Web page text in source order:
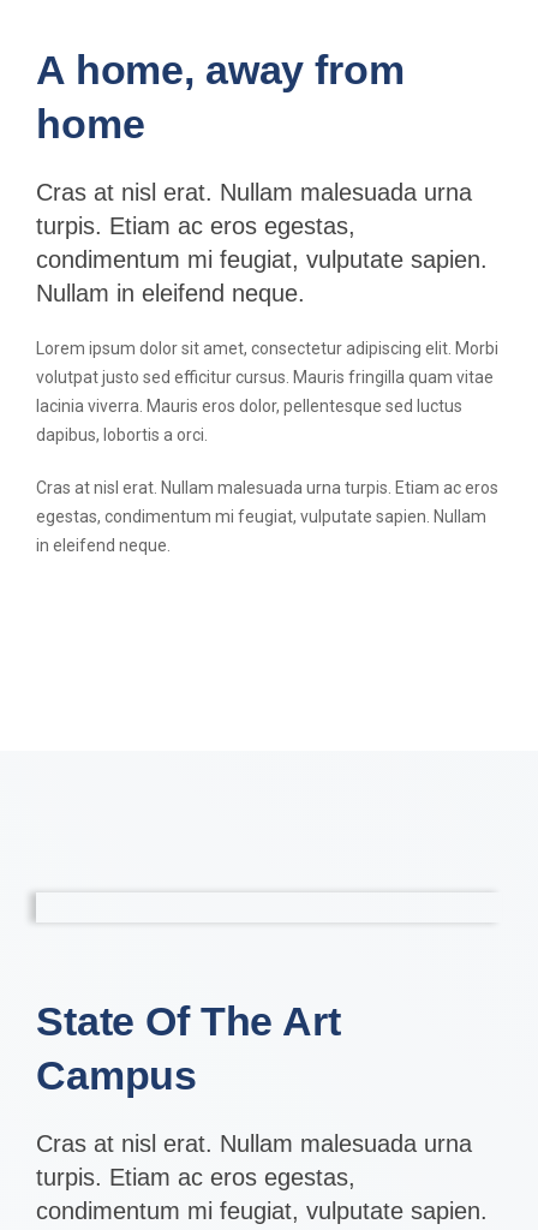
A home, away from
home
Cras at nisl erat. Nullam malesuada urna
turpis. Etiam ac eros egestas,
condimentum mi feugiat, vulputate sapien.
Nullam in eleifend neque.
Lorem ipsum dolor sit amet, consectetur adipiscing elit. Morbi
volutpat justo sed efficitur cursus. Mauris fringilla quam vitae
lacinia viverra. Mauris eros dolor, pellentesque sed luctus
dapibus, lobortis a orci.
Cras at nisl erat. Nullam malesuada urna turpis. Etiam ac eros
egestas, condimentum mi feugiat, vulputate sapien. Nullam
in eleifend neque.
State Of The Art
Campus
Cras at nisl erat. Nullam malesuada urna
turpis. Etiam ac eros egestas,
condimentum mi feugiat, vulputate sapien.